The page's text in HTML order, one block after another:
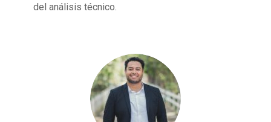
del análisis técnico.